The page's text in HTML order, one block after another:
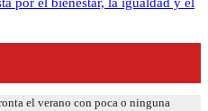
el verano con poca o ninguna